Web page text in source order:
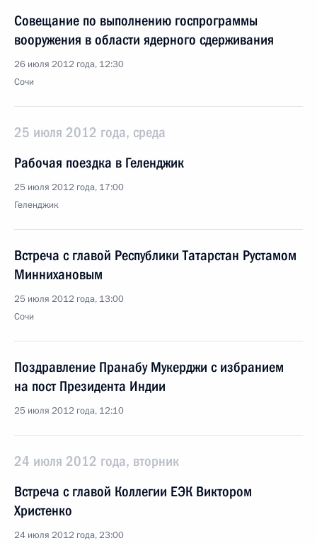
Совещание по выполнению госпрограммы
вооружения в области ядерного сдерживания
26 июля 2012 года, 12:30
Сочи
25 июля 2012 года, среда
Рабочая поездка в Геленджик
25 июля 2012 года, 17:00
Геленджик
Встреча с главой Республики Татарстан Рустамом
Миннихановым
25 июля 2012 года, 13:00
Сочи
Поздравление Пранабу Мукерджи с избранием
на пост Президента Индии
25 июля 2012 года, 12:10
24 июля 2012 года, вторник
Встреча с главой Коллегии ЕЭК Виктором
Христенко
24 июля 2012 года, 23:00